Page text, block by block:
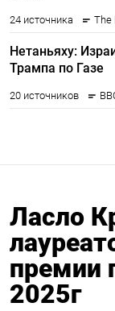
Ласло
премии
2025г